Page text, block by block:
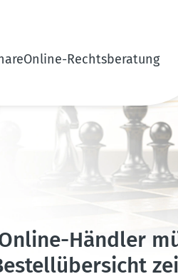
Online-Rechtsberatung
Händler